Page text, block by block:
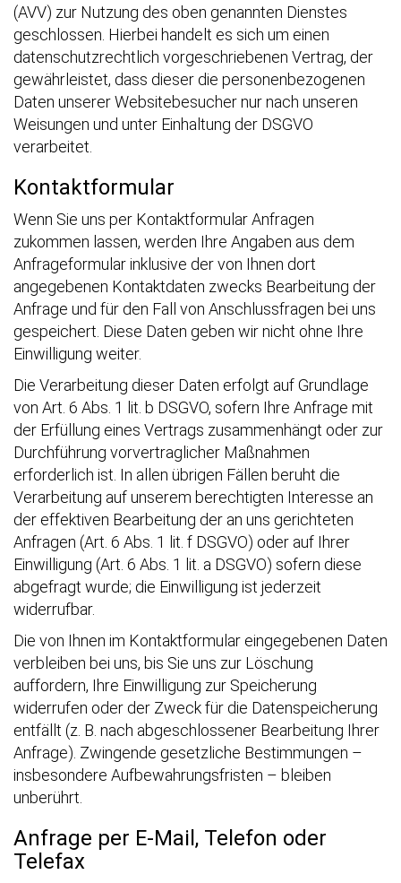
(AVV) zur Nutzung des oben genannten Dienstes
geschlossen. Hierbei handelt es sich um einen
datenschutzrechtlich vorgeschriebenen Vertrag, der
gewährleistet, dass dieser die personenbezogenen
Daten unserer Websitebesucher nur nach unseren
Weisungen und unter Einhaltung der DSGVO
verarbeitet.
Kontaktformular
Wenn Sie uns per Kontaktformular Anfragen
zukommen lassen, werden Ihre Angaben aus dem
Anfrageformular inklusive der von Ihnen dort
angegebenen Kontaktdaten zwecks Bearbeitung der
Anfrage und für den Fall von Anschlussfragen bei uns
gespeichert. Diese Daten geben wir nicht ohne Ihre
Einwilligung weiter.
Die Verarbeitung dieser Daten erfolgt auf Grundlage
von Art. 6 Abs. 1 lit. b DSGVO, sofern Ihre Anfrage mit
der Erfüllung eines Vertrags zusammenhängt oder zur
Durchführung vorvertraglicher Maßnahmen
erforderlich ist. In allen übrigen Fällen beruht die
Verarbeitung auf unserem berechtigten Interesse an
der effektiven Bearbeitung der an uns gerichteten
Anfragen (Art. 6 Abs. 1 lit. f DSGVO) oder auf Ihrer
Einwilligung (Art. 6 Abs. 1 lit. a DSGVO) sofern diese
abgefragt wurde; die Einwilligung ist jederzeit
widerrufbar.
Die von Ihnen im Kontaktformular eingegebenen Daten
verbleiben bei uns, bis Sie uns zur Löschung
auffordern, Ihre Einwilligung zur Speicherung
widerrufen oder der Zweck für die Datenspeicherung
entfällt (z. B. nach abgeschlossener Bearbeitung Ihrer
Anfrage). Zwingende gesetzliche Bestimmungen –
insbesondere Aufbewahrungsfristen – bleiben
unberührt.
Anfrage per E-Mail, Telefon oder
Telefax